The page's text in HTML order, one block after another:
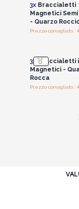
3xBraccialetti
Magnetici
- Quarzo
Prezzo consigliato :
3x Braccialetti
Magnetici -
Rocca
Prezzo consigliato :